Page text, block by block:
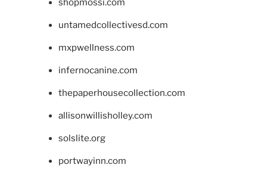
shopmossi.com
untamedcollectivesd.com
mxpwellness.com
infernocanine.com
thepaperhousecollection.com
allisonwillisholley.com
solslite.org
portwayinn.com